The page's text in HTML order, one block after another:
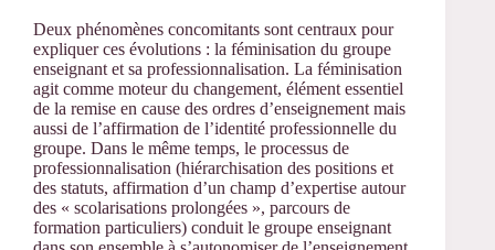
Deux phénomènes concomitants sont centraux pour
expliquer ces évolutions : la féminisation du groupe
enseignant et sa professionnalisation. La féminisation
agit comme moteur du changement, élément essentiel
de la remise en cause des ordres d’enseignement mais
aussi de l’affirmation de l’identité professionnelle du
groupe. Dans le même temps, le processus de
professionnalisation (hiérarchisation des positions et
des statuts, affirmation d’un champ d’expertise autour
des « scolarisations prolongées », parcours de
formation particuliers) conduit le groupe enseignant